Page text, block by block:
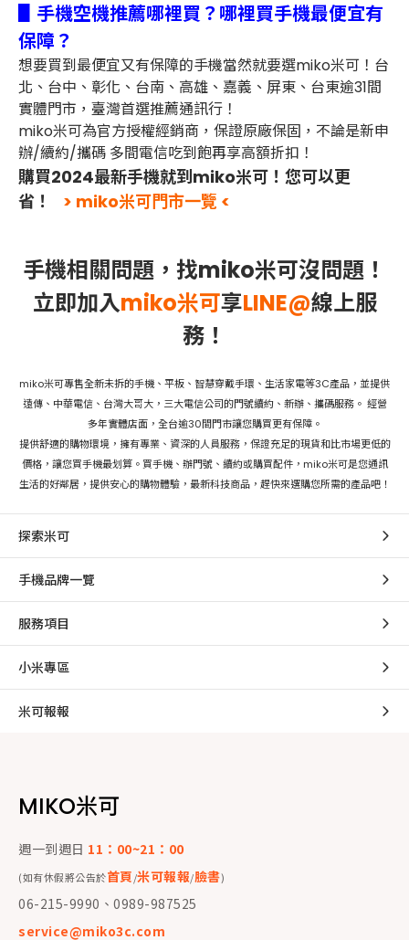
▋手機空機推薦哪裡買？哪裡買手機最便宜有
保障？
想要買到最便宜又有保障的手機當然就要選miko米可！台
北、台中、彰化、台南、高雄、嘉義、屏東、台東逾31間
實體門市，臺灣首選推薦通訊行！
miko米可為官方授權經銷商，保證原廠保固，不論是新申
辦/續約/攜碼 多間電信吃到飽再享高額折扣！
購買2024最新手機就到miko米可！您可以更
省！
> miko米可門市一覽 <
手機相關問題，找miko米可沒問題！
立即加入miko米可享LINE@線上服
務！
miko米可專售全新未拆的手機、平板、智慧穿戴手環、生活家電等3C產品，並提供
遠傳、中華電信、台灣大哥大，三大電信公司的門號續約、新辦、攜碼服務。 經營
多年實體店面，全台逾30間門市讓您購買更有保障。
提供舒適的購物環境，擁有專業、資深的人員服務，保證充足的現貨和比市場更低的
價格，讓您買手機最划算。買手機、辦門號、續約或購買配件，miko米可是您通訊
生活的好鄰居，提供安心的購物體驗，最新科技商品，趕快來選購您所需的產品吧！
探索米可
手機品牌一覽
服務項目
小米專區
米可報報
MIKO米可
週一到週日 11：00~21：00
(如有休假將公告於首頁/米可報報/臉書)
06-215-9990、0989-987525
service@miko3c.com